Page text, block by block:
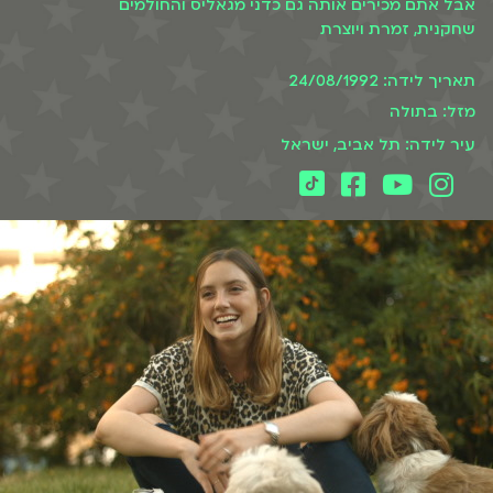
אבל אתם מכירים אותה גם כדני מגאליס והחולמים
שחקנית, זמרת ויוצרת
תאריך לידה: 24/08/1992
מזל: בתולה
עיר לידה: תל אביב, ישראל